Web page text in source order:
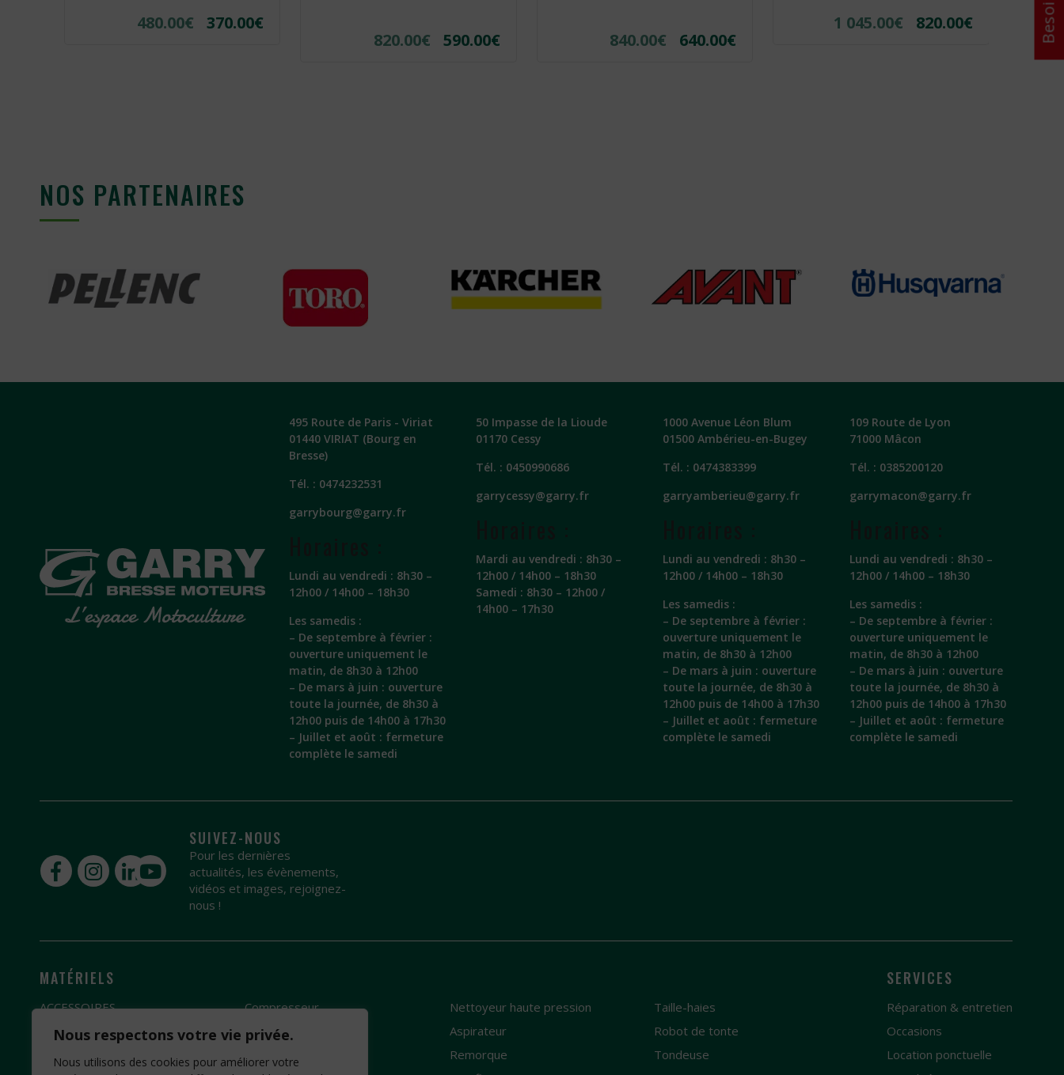
Nous respectons votre vie privée.
Nous utilisons des cookies pour améliorer votre
480.00€ 370.00€
820.00€ 590.00€ 840.00€ 640.00€
1 045.00€ 820.00€
NOS PARTENAIRES
495 Route de Paris - Viriat
01440 VIRIAT (Bourg en
Bresse)
Tél. : 0474232531
garrybourg@garry.fr
Lundi au vendredi : 8h30 –
12h00 / 14h00 – 18h30
Les samedis :
– De septembre à février :
ouverture uniquement le
matin, de 8h30 à 12h00
– De mars à juin : ouverture
toute la journée, de 8h30 à
12h00 puis de 14h00 à 17h30
– Juillet et août : fermeture
complète le samedi
50 Impasse de la Lioude
01170 Cessy
Tél. : 0450990686
garrycessy@garry.fr
Mardi au vendredi : 8h30 –
12h00 / 14h00 – 18h30
Samedi : 8h30 – 12h00 /
14h00 – 17h30
1000 Avenue Léon Blum
01500 Ambérieu-en-Bugey
Tél. : 0474383399
garryamberieu@garry.fr
Lundi au vendredi : 8h30 –
12h00 / 14h00 – 18h30
Les samedis :
– De septembre à février :
ouverture uniquement le
matin, de 8h30 à 12h00
– De mars à juin : ouverture
toute la journée, de 8h30 à
12h00 puis de 14h00 à 17h30
– Juillet et août : fermeture
complète le samedi
109 Route de Lyon
71000 Mâcon
Tél. : 0385200120
garrymacon@garry.fr
Lundi au vendredi : 8h30 –
12h00 / 14h00 – 18h30
Les samedis :
– De septembre à février :
ouverture uniquement le
matin, de 8h30 à 12h00
– De mars à juin : ouverture
toute la journée, de 8h30 à
12h00 puis de 14h00 à 17h30
– Juillet et août : fermeture
complète le samedi
SUIVEZ-NOUS
Pour les dernières
actualités, les évènements,
vidéos et images, rejoignez-
nous !
MATÉRIELS
ACCESSOIRES
Broyeur
Débroussailleuse
Compresseur
Groupe électrogène
Pompe à eau
Nettoyeur haute pression
Aspirateur
Remorque
Taille-haies
Robot de tonte
Tondeuse
SERVICES
Réparation & entretien
Occasions
Location ponctuelle